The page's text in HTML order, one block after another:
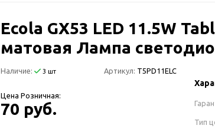
Ecola GX53 LED 11.5W
матовая Лампа
Наличие: 3 шт Артикул: T5PD11ELC
Цена Розничная:
70 руб.
Тип